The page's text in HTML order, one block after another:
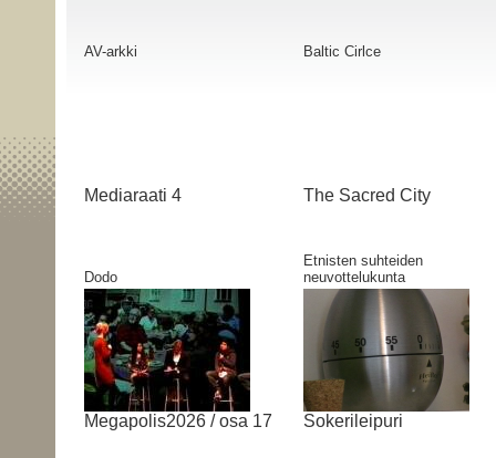
AV-arkki
Mediaraati 4
Baltic Cirlce
The Sacred City
Dodo
Megapolis2026 / osa 17
Etnisten suhteiden
neuvottelukunta
Sokerileipuri